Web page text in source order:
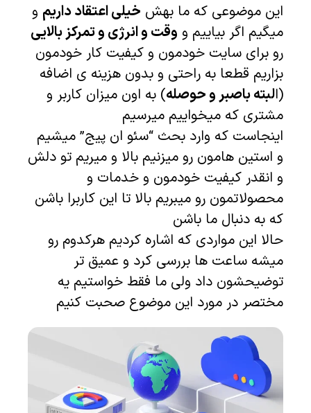
این موضوعی که ما بهشخیلی اعتقاد داریمو
میگیم اگر بیاییم ووقت و انرژی و تمرکز بالایی
رو برای سایت خودمون و کیفیت کار خودمون
بزاریم قطعا به راحتی و بدون هزینه ی اضافه
لبته باصبر و حوصله) به اون میزان کاربر و
مشتری که میخواییم میرسیم
اینجاست که وارد بحث “سئو ان پیج” میشیم
و استین هامون رو میزنیم بالا و میریم تو دلش
و انقدر کیفیت خودمون و خدمات و
محصولاتمون رو میبریم بالا تا این کاربرا باشن
که به دنبال ما باشن
حالا این مواردی که اشاره کردیم هرکدوم رو
میشه ساعت ها بررسی کرد و عمیق تر
توضیحشون داد ولی ما فقط خواستیم یه
مختصر در مورد این موضوع صحبت کنیم